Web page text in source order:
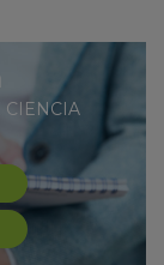
CIENCIA